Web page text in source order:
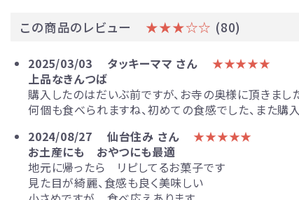
この商品のレビュー ★★★☆☆ (80)
2025/03/03 タッキーママ さん
★★★★★
上品なきんつば
購入したのはだいぶ前ですが、お寺の奥様に頂きまし
何個も食べられますね、初めての食感でした、また購
2024/08/27
仙台住み さん
★★★★★
お土産にも おやつにも最適
地元に帰ったら リピしてるお菓子です
見た目が綺麗、食感も良く美味しい
プリン大福<冷凍>
杵屋本店×おかげさま文房具店
ぐい呑み純米大吟醸 SAKERISE
ぐい呑み大吟醸極 雪漫々
テリーヌザカカオ
桜東風（さくらごち）
デコレーションケーキ（店頭受取）
ストロベリーガーデン
オプション